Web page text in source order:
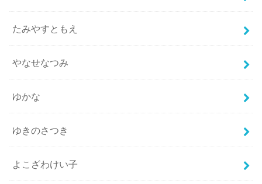
たみやすともえ
やなせなつみ
ゆかな
ゆきのさつき
よこざわけい子